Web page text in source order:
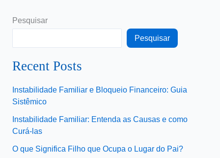
Pesquisar
Pesquisar
Recent Posts
Instabilidade Familiar e Bloqueio Financeiro: Guia
Sistêmico
Instabilidade Familiar: Entenda as Causas e como
Curá-las
O que Significa Filho que Ocupa o Lugar do Pai?